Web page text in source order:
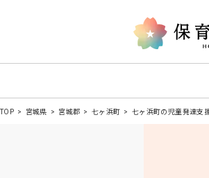
TOP 宮城県 宮城郡 七ヶ浜町 七ヶ浜町の児童発達支